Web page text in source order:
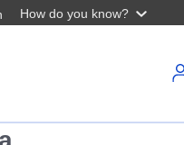
How do you know?